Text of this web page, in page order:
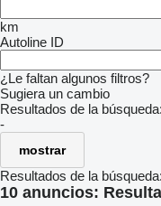
km
Autoline ID
¿Le faltan algunos filtros?
Sugiera un cambio
Resultados de la búsqueda:
-
mostrar
Resultados de la búsqueda:
10 anuncios: